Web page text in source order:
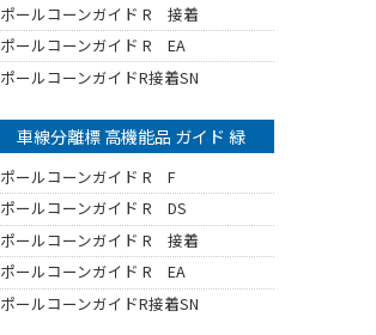
ポールコーンガイド R 接着
ポールコーンガイド R EA
ポールコーンガイドR接着SN
車線分離標 高機能品 ガイド 緑
ポールコーンガイド R F
ポールコーンガイド R DS
ポールコーンガイド R 接着
ポールコーンガイド R EA
ポールコーンガイドR接着SN